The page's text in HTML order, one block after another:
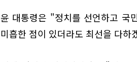
윤 대통령은 "정치를 선언하고 국
미흡한 점이 있더라도 최선을 다하